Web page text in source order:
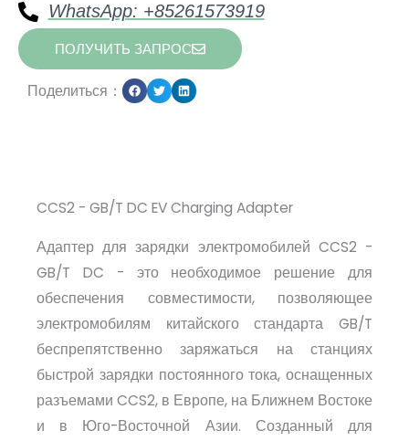
WhatsApp: +85261573919
ПОЛУЧИТЬ ЗАПРОС
Поделиться：
CCS2 - GB/T DC EV Charging Adapter
Адаптер для зарядки электромобилей CCS2 -
GB/T DC - это необходимое решение для
обеспечения совместимости, позволяющее
электромобилям китайского стандарта GB/T
беспрепятственно заряжаться на станциях
быстрой зарядки постоянного тока, оснащенных
разъемами CCS2, в Европе, на Ближнем Востоке
и в Юго-Восточной Азии. Созданный для